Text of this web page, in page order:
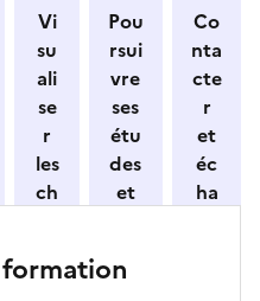
z
n
e
Vi
su
ali
se
r
les
ch
s
Pou
rsui
vre
ses
étu
des
et
re
Co
nta
cte
r
et
éc
ha